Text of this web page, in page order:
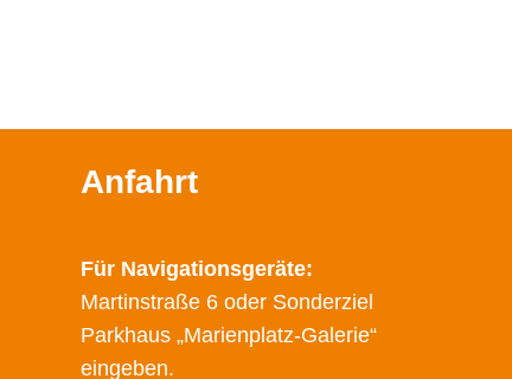
Anfahrt
Für Navigationsgeräte:
Martinstraße 6 oder Sonderziel
Parkhaus „Marienplatz-Galerie“
eingeben.